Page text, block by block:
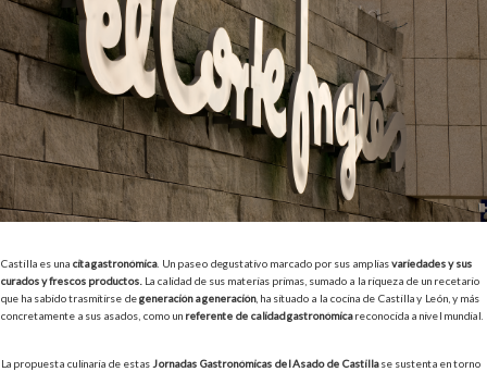
Castilla es una cita gastronómica. Un paseo degustativo marcado por sus ampliasvariedades y sus
curados y frescos productos. La calidad de sus materias primas, sumado a la riqueza de un recetario
que ha sabido trasmitirse degeneración a generación, ha situado a la cocina de Castilla y León, y más
concretamente a sus asados, como un referente de calidad gastronómicareconocida a nivel mundial.
La propuesta culinaria de estas Jornadas Gastronómicas del Asado de Castillase sustenta en torno